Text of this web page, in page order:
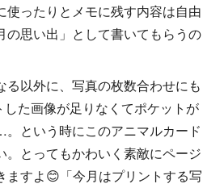
使ったりとメモに残す内容は自由
の思い出」として書いてもらうの
る以外に、写真の枚数合わせにも
した画像が足りなくてポケットが
という時にこのアニマルカード
。とってもかわいく素敵にページ
ますよ😊「今月はプリントする写